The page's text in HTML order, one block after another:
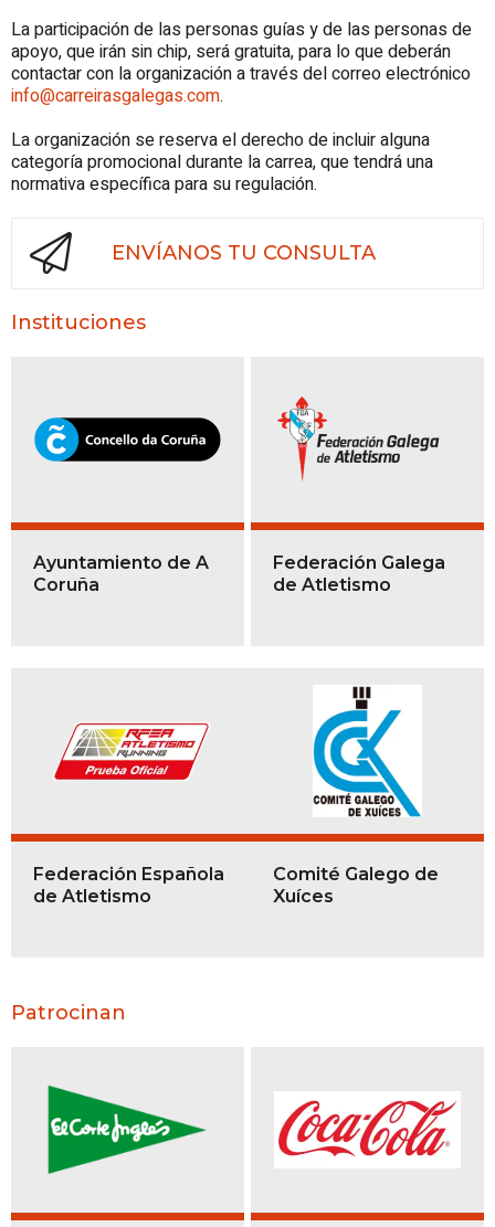
La participación de las personas guías y de las personas de
apoyo, que irán sin chip, será gratuita, para lo que deberán
contactar con la organización a través del correo electrónico
info@carreirasgalegas.com.
La organización se reserva el derecho de incluir alguna
categoría promocional durante la carrea, que tendrá una
normativa específica para su regulación.
ENVÍANOS TU CONSULTA
Instituciones
Ayuntamiento de A
Coruña
Federación Galega
de Atletismo
Federación Española
de Atletismo
Comité Galego de
Xuíces
Patrocinan